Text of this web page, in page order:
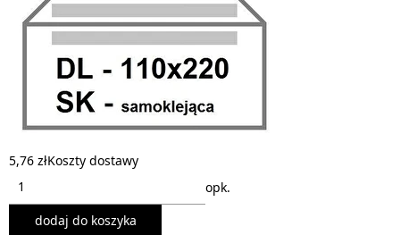
5,76 złKoszty dostawy
opk.
dodaj do koszyka